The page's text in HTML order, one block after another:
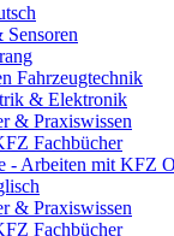
Fahrzeugtechnik
& Elektronik
& Praxiswissen
Fachbücher
- Arbeiten mit KFZ
& Praxiswissen
Fachbücher